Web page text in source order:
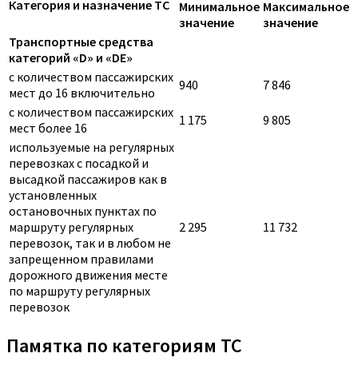
Категория и назначение ТС
Минимальное
значение
Максимальное
значение
Транспортные средства
категорий «D» и «DE»
с количеством пассажирских
мест до 16 включительно
940
7 846
с количеством пассажирских
мест более 16
1 175
9 805
используемые на регулярных
перевозках с посадкой и
высадкой пассажиров как в
установленных
остановочных пунктах по
маршруту регулярных
перевозок, так и в любом не
запрещенном правилами
дорожного движения месте
по маршруту регулярных
перевозок
2 295 11 732
Памятка по категориям ТС